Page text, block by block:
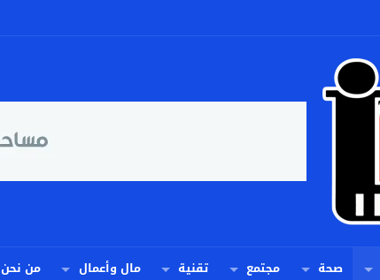
صحة مجتمع تقنية مال وأعمال من نحن